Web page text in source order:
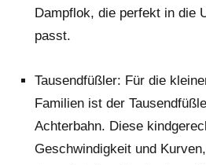
Dampflok, die perfekt in die
passt.
Tausendfüßler: Für die
Familien ist der
Achterbahn. Diese
Geschwindigkeit und